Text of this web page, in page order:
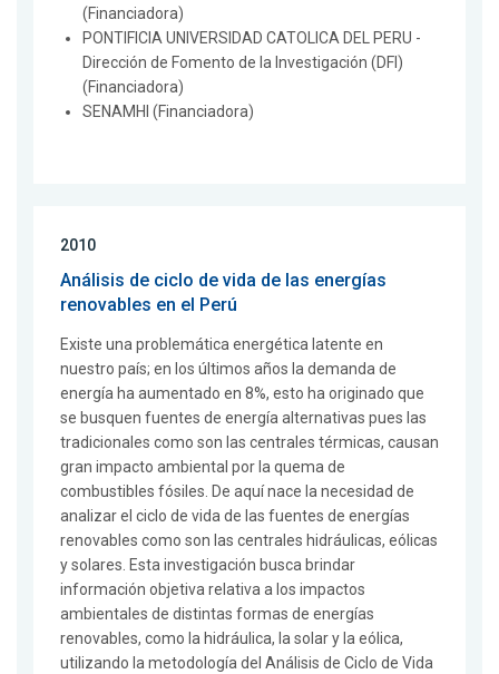
(Financiadora)
PONTIFICIA UNIVERSIDAD CATOLICA DEL PERU -
Dirección de Fomento de la Investigación (DFI)
(Financiadora)
SENAMHI (Financiadora)
2010
Análisis de ciclo de vida de las energías
renovables en el Perú
Existe una problemática energética latente en
nuestro país; en los últimos años la demanda de
energía ha aumentado en 8%, esto ha originado que
se busquen fuentes de energía alternativas pues las
tradicionales como son las centrales térmicas, causan
gran impacto ambiental por la quema de
combustibles fósiles. De aquí nace la necesidad de
analizar el ciclo de vida de las fuentes de energías
renovables como son las centrales hidráulicas, eólicas
y solares. Esta investigación busca brindar
información objetiva relativa a los impactos
ambientales de distintas formas de energías
renovables, como la hidráulica, la solar y la eólica,
utilizando la metodología del Análisis de Ciclo de Vida